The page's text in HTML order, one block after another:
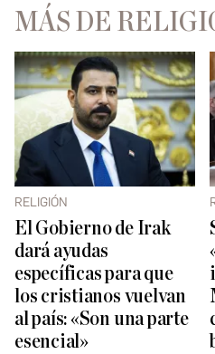
MÁS DE
RELIGIÓN
El Gobierno de Irak
dará ayudas
específicas para que
los cristianos vuelvan
al país: «Son una parte
esencial»